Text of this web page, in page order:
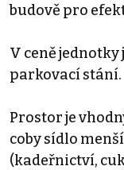
budově pro
V ceně
parkovací stání.
Prostor je
coby sídlo
(kadeřnictví,